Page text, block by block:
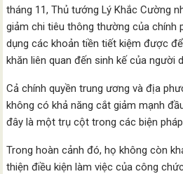
tháng 11, Thủ tướng Lý Khắc Cường
giảm chi tiêu thông thường của chính
dụng các khoản tiền tiết kiệm được
khăn liên quan đến sinh kế của người
Cả chính quyền trung ương và địa
không có khả năng cắt giảm mạnh
đây là một trụ cột trong các biện
Trong hoàn cảnh đó, họ không còn
thiện điều kiện làm việc của công